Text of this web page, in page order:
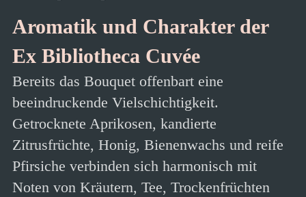
Aromatik und Charakter der
Ex Bibliotheca Cuvée
Bereits das Bouquet offenbart eine
beeindruckende Vielschichtigkeit.
Getrocknete Aprikosen, kandierte
Zitrusfrüchte, Honig, Bienenwachs und reife
Pfirsiche verbinden sich harmonisch mit
Noten von Kräutern, Tee, Trockenfrüchten